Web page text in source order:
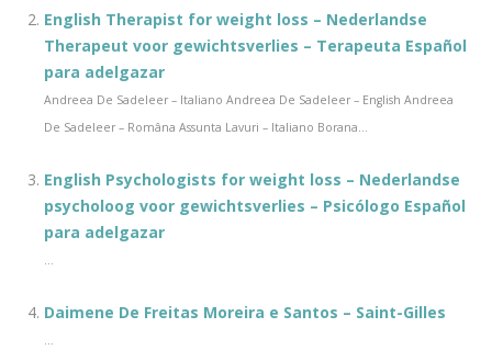
English Therapist for weight loss – Nederlandse
Therapeut voor gewichtsverlies – Terapeuta Español
para adelgazar
Andreea De Sadeleer – Italiano Andreea De Sadeleer – English Andreea
De Sadeleer – Româna Assunta Lavuri – Italiano Borana...
English Psychologists for weight loss – Nederlandse
psycholoog voor gewichtsverlies – Psicólogo Español
para adelgazar
Daimene De Freitas Moreira e Santos – Saint-Gilles